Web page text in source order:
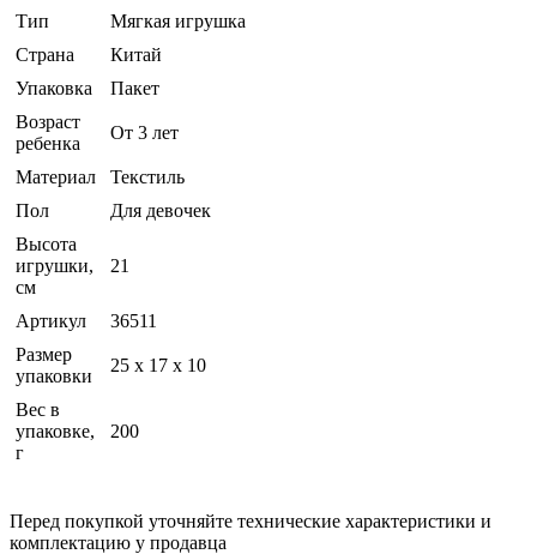
Тип
Мягкая игрушка
Страна
Китай
Упаковка
Пакет
Возраст
ребенка
От 3 лет
Материал
Текстиль
Пол
Для девочек
Высота
игрушки,
см
21
Артикул
36511
Размер
упаковки
25 x 17 x 10
Вес в
упаковке,
г
200
Перед покупкой уточняйте технические характеристики и
комплектацию у продавца